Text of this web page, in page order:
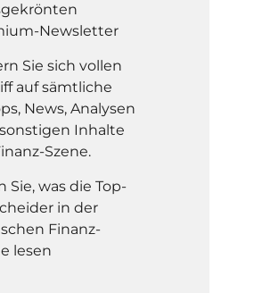
Newsletter
Sie sich vollen
auf sämtliche
News, Analysen
Inhalte
Szene.
Sie, was die Top-
in der
Finanz-
lesen